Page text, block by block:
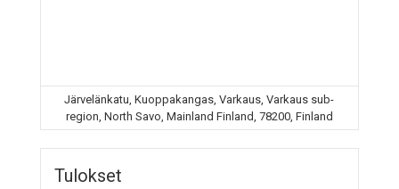
Järvelänkatu, Kuoppakangas, Varkaus, Varkaus sub-
region, North Savo, Mainland Finland, 78200, Finland
Tulokset